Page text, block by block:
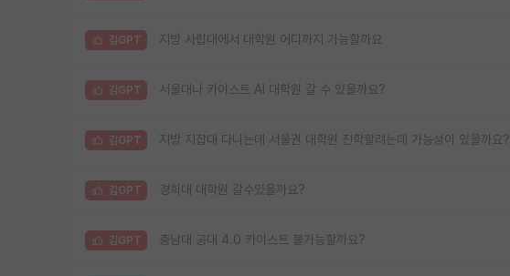
김GPT 지방 사립대에서 대학원 어디까지 가능할까요
김GPT 서울대나 카이스트 AI 대학원 갈 수 있을까요?
김GPT 지방 지잡대 다니는데 서울권 대학원 진학할려는데 가능성이 있을까요?
김GPT 경희대 대학원 갈수있을까요?
김GPT 충남대 공대 4.0 카이스트 불가능할까요?